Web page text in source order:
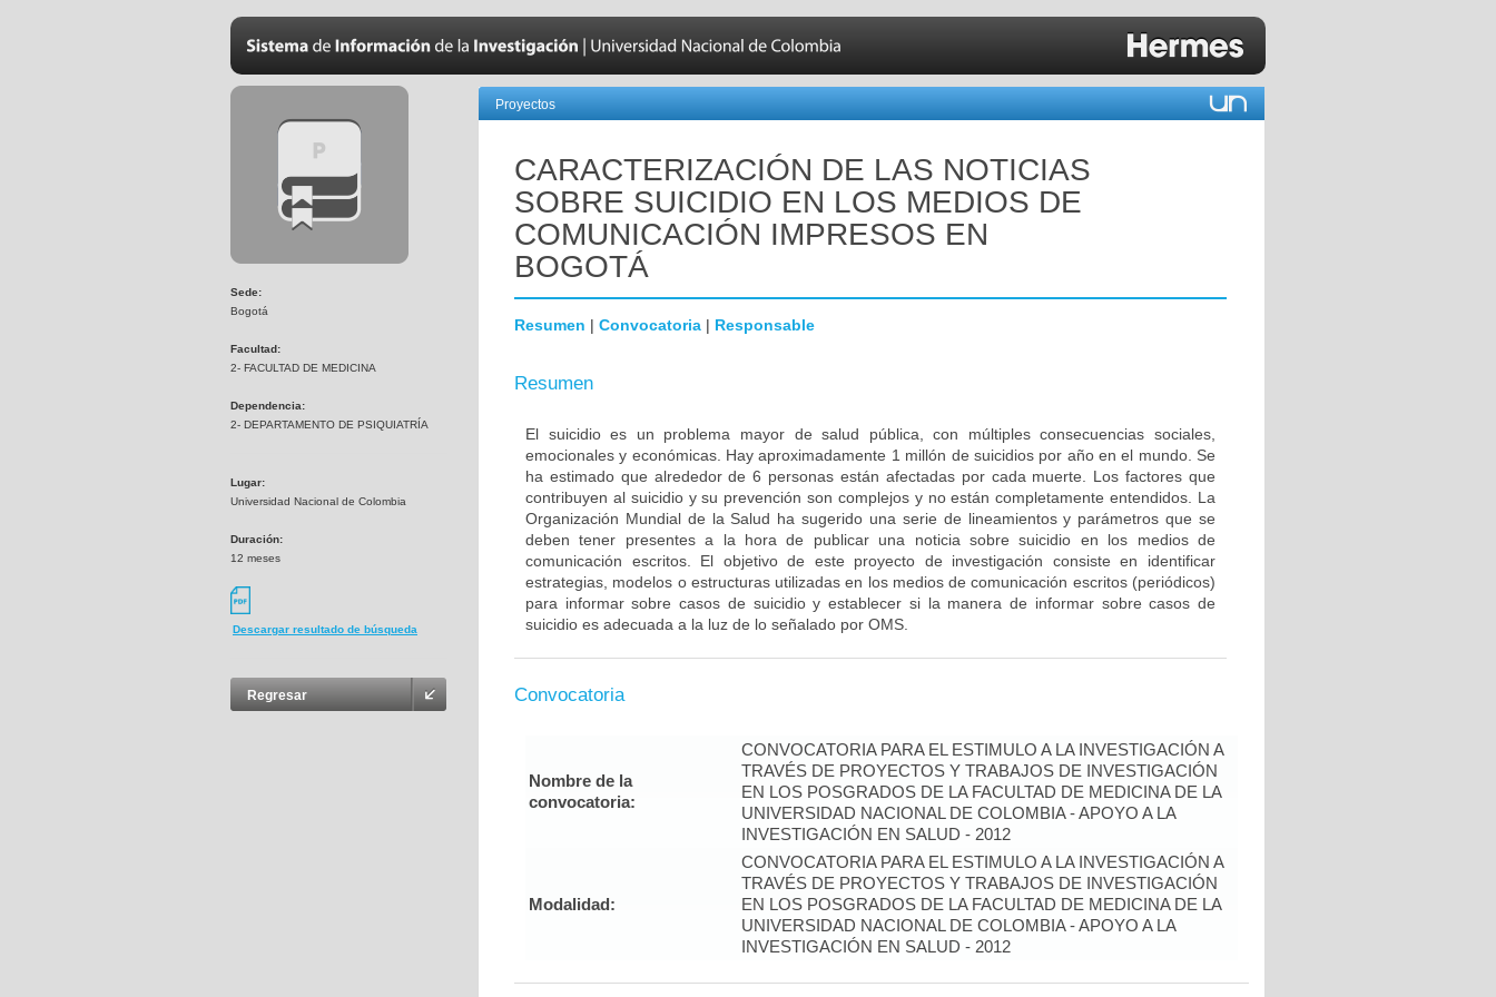
Sede:
Bogotá
Facultad:
2- FACULTAD DE MEDICINA
Dependencia:
2- DEPARTAMENTO DE PSIQUIATRÍA
Lugar:
Universidad Nacional de Colombia
Duración:
12 meses
Descargar resultado de búsqueda
Regresar
Proyectos
CARACTERIZACIÓN DE LAS NOTICIAS
SOBRE SUICIDIO EN LOS MEDIOS DE
COMUNICACIÓN IMPRESOS EN
BOGOTÁ
Resumen | Convocatoria | Responsable
Resumen
El suicidio es un problema mayor de salud pública, con múltiples consecuencias sociales,
emocionales y económicas. Hay aproximadamente 1 millón de suicidios por año en el mundo. Se
ha estimado que alrededor de 6 personas están afectadas por cada muerte. Los factores que
contribuyen al suicidio y su prevención son complejos y no están completamente entendidos. La
Organización Mundial de la Salud ha sugerido una serie de lineamientos y parámetros que se
deben tener presentes a la hora de publicar una noticia sobre suicidio en los medios de
comunicación escritos. El objetivo de este proyecto de investigación consiste en identificar
estrategias, modelos o estructuras utilizadas en los medios de comunicación escritos (periódicos)
para informar sobre casos de suicidio y establecer si la manera de informar sobre casos de
suicidio es adecuada a la luz de lo señalado por OMS.
Convocatoria
Nombre de la
convocatoria:
CONVOCATORIA PARA EL ESTIMULO A LA INVESTIGACIÓN A
TRAVÉS DE PROYECTOS Y TRABAJOS DE INVESTIGACIÓN
EN LOS POSGRADOS DE LA FACULTAD DE MEDICINA DE LA
UNIVERSIDAD NACIONAL DE COLOMBIA - APOYO A LA
INVESTIGACIÓN EN SALUD - 2012
Modalidad:
CONVOCATORIA PARA EL ESTIMULO A LA INVESTIGACIÓN A
TRAVÉS DE PROYECTOS Y TRABAJOS DE INVESTIGACIÓN
EN LOS POSGRADOS DE LA FACULTAD DE MEDICINA DE LA
UNIVERSIDAD NACIONAL DE COLOMBIA - APOYO A LA
INVESTIGACIÓN EN SALUD - 2012